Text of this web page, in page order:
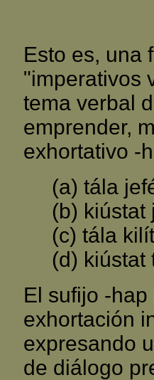
Esto es, una
"imperativos
tema verbal
emprender,
exhortativo -
(a) tála
(b) kiústat
(c) tála
(d) kiústat
El sufijo -
exhortación
expresando
de diálogo